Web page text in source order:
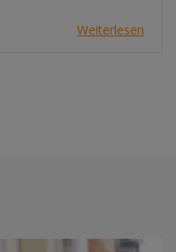
Weiterlesen